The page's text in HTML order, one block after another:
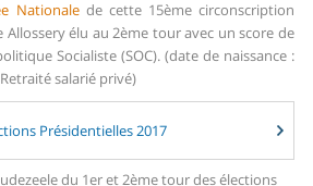
Nationalede cette 15ème circonscription
Allossery élu au 2ème tour avec un score de
Socialiste (SOC). (date de naissance :
salarié privé)
Présidentielles 2017
du 1er et 2ème tour des élections